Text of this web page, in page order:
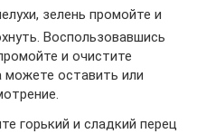
зелень промойте и
Воспользовавшись
и очистите
можете оставить или
горький и сладкий перец